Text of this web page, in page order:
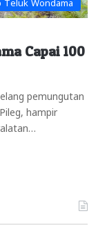
Capai 100
pemungutan
hampir